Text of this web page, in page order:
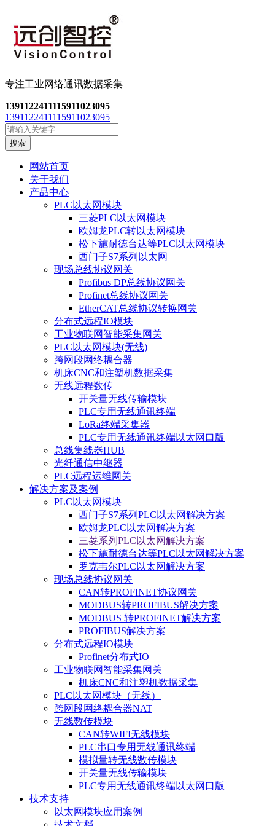
专注工业网络通讯数据采集
1391122411115911023095
1391122411115911023095
搜索
网站首页
关于我们
产品中心
PLC以太网模块
三菱PLC以太网模块
欧姆龙PLC转以太网模块
松下施耐德台达等PLC以太网模块
西门子S7系列以太网
现场总线协议网关
Profibus DP总线协议网关
Profinet总线协议网关
EtherCAT总线协议转换网关
分布式远程IO模块
工业物联网智能采集网关
PLC以太网模块(无线)
跨网段网络耦合器
机床CNC和注塑机数据采集
无线远程数传
开关量无线传输模块
PLC专用无线通讯终端
LoRa终端采集器
PLC专用无线通讯终端以太网口版
总线集线器HUB
光纤通信中继器
PLC远程运维网关
解决方案及案例
PLC以太网模块
西门子S7系列PLC以太网解决方案
欧姆龙PLC以太网解决方案
三菱系列PLC以太网解决方案
松下施耐德台达等PLC以太网解决方案
罗克韦尔PLC以太网解决方案
现场总线协议网关
CAN转PROFINET协议网关
MODBUS转PROFIBUS解决方案
MODBUS 转PROFINET解决方案
PROFIBUS解决方案
分布式远程IO模块
Profinet分布式IO
工业物联网智能采集网关
机床CNC和注塑机数据采集
PLC以太网模块（无线）
跨网段网络耦合器NAT
无线数传模块
CAN转WIFI无线模块
PLC串口专用无线通讯终端
模拟量转无线数传模块
开关量无线传输模块
PLC专用无线通讯终端以太网口版
技术支持
以太网模块应用案例